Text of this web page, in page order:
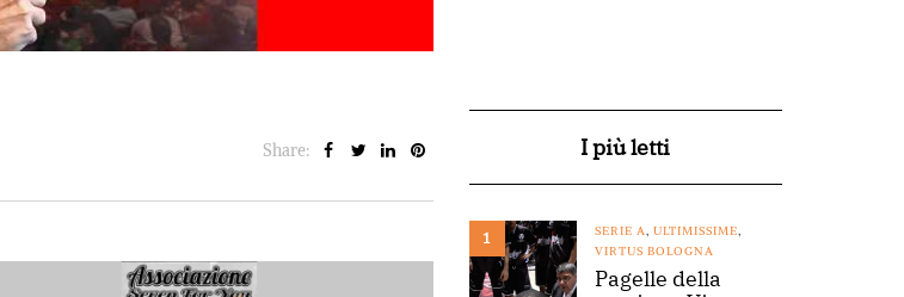
Share: I più letti
1 SERIE A, ULTIMISSIME,
VIRTUS BOLOGNA
Pagelle della